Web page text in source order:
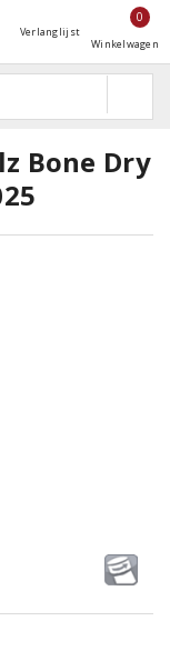
Verlanglijst
0
Winkelwagen
Bone Dry